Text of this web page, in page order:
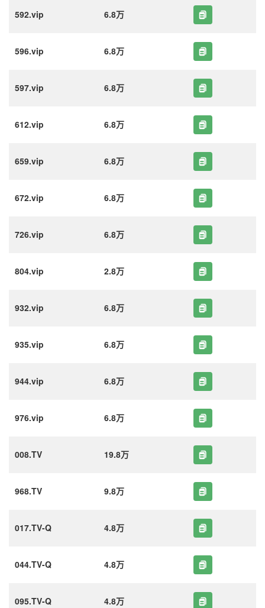
592.vip 6.8万
596.vip 6.8万
597.vip 6.8万
612.vip 6.8万
659.vip 6.8万
672.vip 6.8万
726.vip 6.8万
804.vip 2.8万
932.vip 6.8万
935.vip 6.8万
944.vip 6.8万
976.vip 6.8万
008.TV 19.8万
968.TV 9.8万
017.TV-Q 4.8万
044.TV-Q 4.8万
095.TV-Q 4.8万